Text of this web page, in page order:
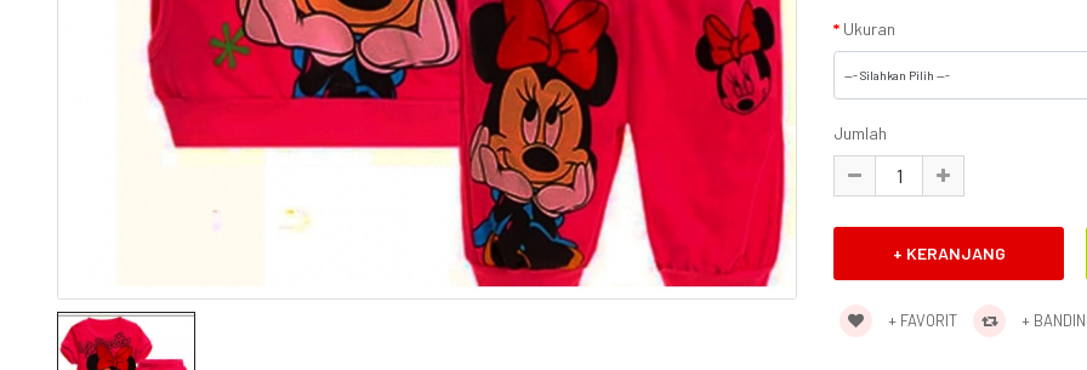
Ukuran
Jumlah
+ FAVORIT +